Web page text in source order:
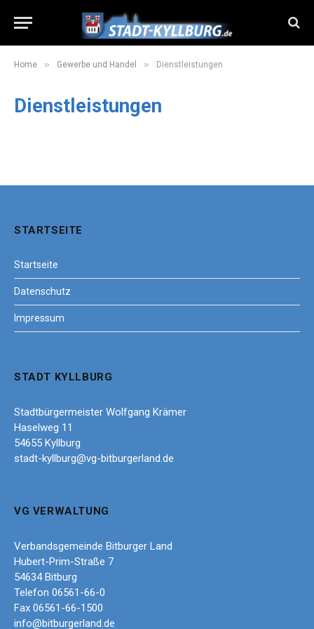
Home » Gewerbe und Handel » Dienstleistungen
Dienstleistungen
STARTSEITE
Startseite
Datenschutz
Impressum
STADT KYLLBURG
Stadtbürgermeister Wolfgang Krämer
Haselweg 11
54655 Kyllburg
stadt-kyllburg@vg-bitburgerland.de
VG VERWALTUNG
Verbandsgemeinde Bitburger Land
Hubert-Prim-Straße 7
54634 Bitburg
Telefon 06561-66-0
Fax 06561-66-1500
info@bitburgerland.de